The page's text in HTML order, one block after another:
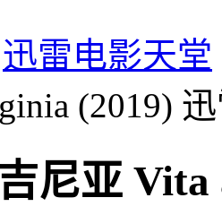
迅雷电影天堂
(2019)
尼亚